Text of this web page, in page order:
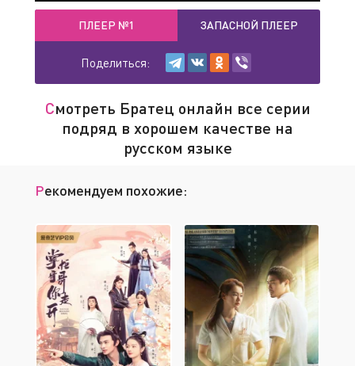
Не раз и Харик, и Линь Яо балансировали на
самой грани, отделяющей жизнь от смерти. Не
раз теряли товарищей. Но невосполнимые
потери и подстерегающие опасности лишь
укрепляли дух и не давали угаснуть желанию
стать профессиональными гонщиками,
преодолеть без потерь огромное пространство и
победить самих себя.
ПЛЕЕР №1 ЗАПАСНОЙ ПЛЕЕР
Поделиться:
Смотреть Братец онлайн все серии
подряд в хорошем качестве на
русском языке
Рекомендуем похожие: